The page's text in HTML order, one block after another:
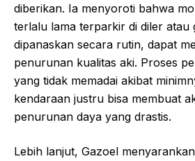
diberikan. Ia menyoroti bahwa
terlalu lama terparkir di diler atau
dipanaskan secara rutin, dapat
penurunan kualitas aki. Proses
yang tidak memadai akibat
kendaraan justru bisa membuat
penurunan daya yang drastis.
Lebih lanjut, Gazoel